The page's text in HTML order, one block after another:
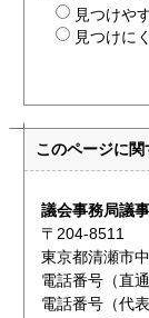
見つけや
見つけに
このページに関
議会事務局議
〒204-8511
東京都清瀬市
電話番号（直
電話番号（代